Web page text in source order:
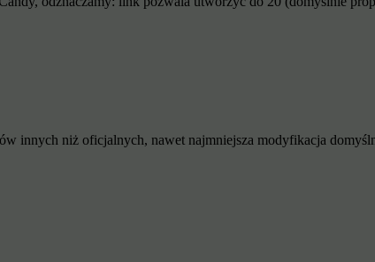
innych niż oficjalnych, nawet najmniejsza modyfikacja